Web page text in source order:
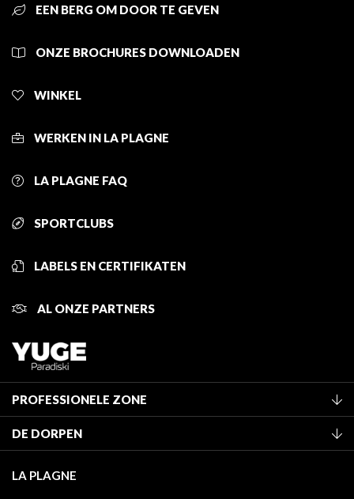
EEN BERG OM DOOR TE GEVEN
ONZE BROCHURES DOWNLOADEN
WINKEL
WERKEN IN LA PLAGNE
LA PLAGNE FAQ
SPORTCLUBS
LABELS EN CERTIFIKATEN
AL ONZE PARTNERS
PROFESSIONELE ZONE
Classificatie van de gemeubileerde accommodaties
Verblijfstaks
DE DORPEN
Champagny-en-Vanoise
LA PLAGNE